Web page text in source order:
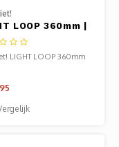
LOOP 360mm |
One CPU
| Wit
LIGHT LOOP 360mm